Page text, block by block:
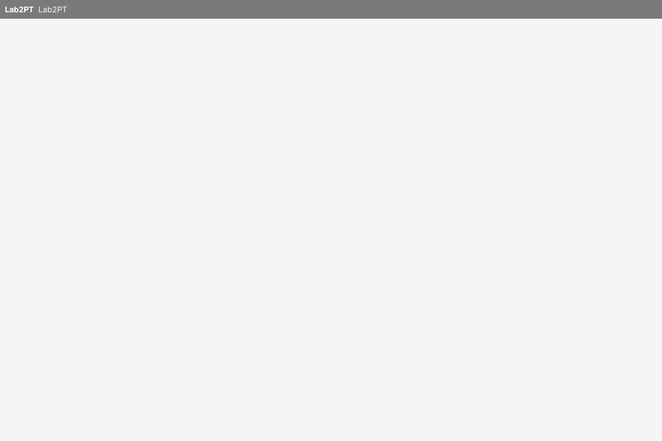
Lab2PT Lab2PT